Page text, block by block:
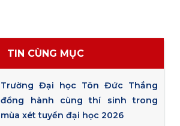
TIN CÙNG MỤC
Trường Đại học Tôn Đức Thắng
đồng hành cùng thí sinh trong
mùa xét tuyển đại học 2026